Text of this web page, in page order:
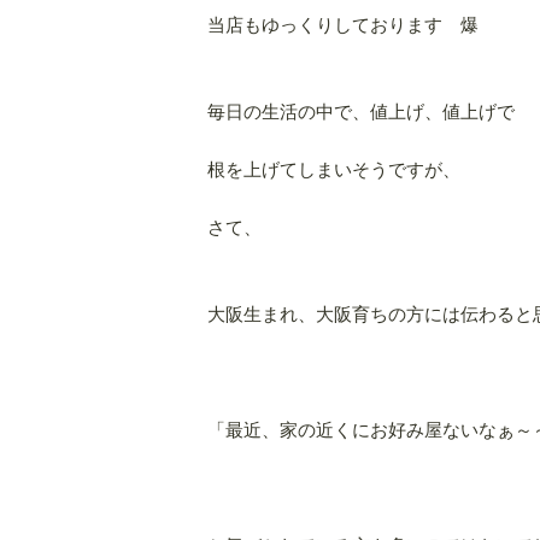
当店もゆっくりしております 爆
毎日の生活の中で、値上げ、値上げで
根を上げてしまいそうですが、
さて、
大阪生まれ、大阪育ちの方には伝わると
「最近、家の近くにお好み屋ないなぁ～